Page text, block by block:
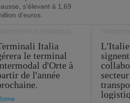
s'élevant à 1,69
d'euros.
Italia
le terminal
d'Orte à
de l'année
L'Italie